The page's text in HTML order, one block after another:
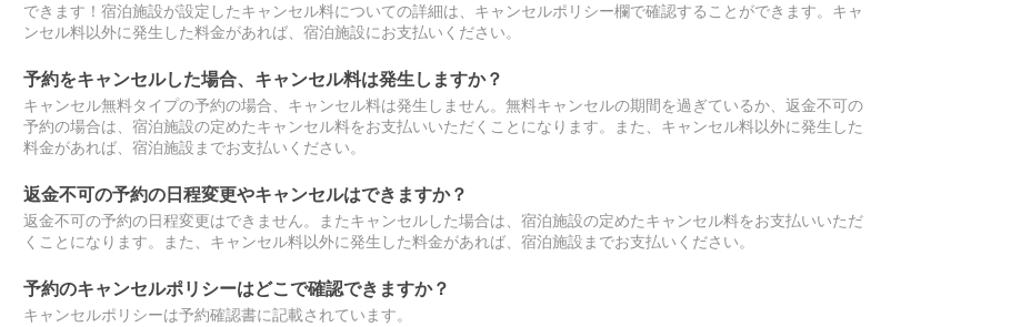
できます！宿泊施設が設定したキャンセル料についての詳細は、キャンセルポリシー欄で確認することができます。キャ
ンセル料以外に発生した料金があれば、宿泊施設にお支払いください。
予約をキャンセルした場合、キャンセル料は発生しますか？
キャンセル無料タイプの予約の場合、キャンセル料は発生しません。無料キャンセルの期間を過ぎているか、返金不可の
予約の場合は、宿泊施設の定めたキャンセル料をお支払いいただくことになります。また、キャンセル料以外に発生した
料金があれば、宿泊施設までお支払いください。
返金不可の予約の日程変更やキャンセルはできますか？
返金不可の予約の日程変更はできません。またキャンセルした場合は、宿泊施設の定めたキャンセル料をお支払いいただ
くことになります。また、キャンセル料以外に発生した料金があれば、宿泊施設までお支払いください。
予約のキャンセルポリシーはどこで確認できますか？
キャンセルポリシーは予約確認書に記載されています。